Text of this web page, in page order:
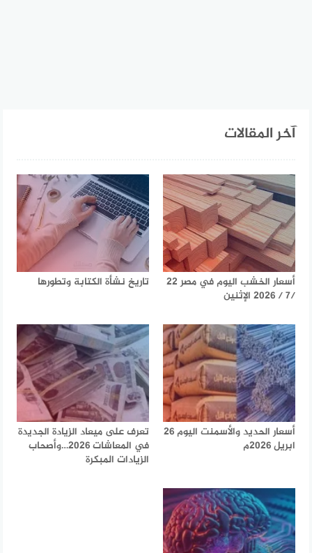
آخر المقالات
أسعار الخشب اليوم في مصر 22
/7 / 2026 الإثنين
تاريخ نشأة الكتابة وتطورها
أسعار الحديد والأسمنت اليوم 26
ابريل 2026م
تعرف على ميعاد الزيادة الجديدة
في المعاشات 2026…وأصحاب
الزيادات المبكرة